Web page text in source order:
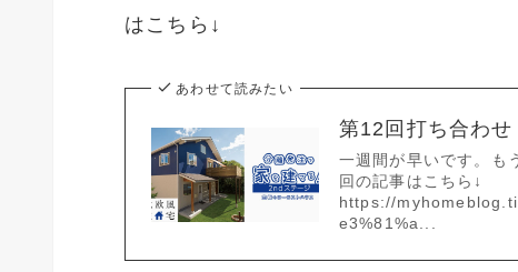
はこちら↓
あわせて読みたい
第12回打ち合わ
一週間が早いです。も
回の記事はこちら↓
https://
e3%81%a...